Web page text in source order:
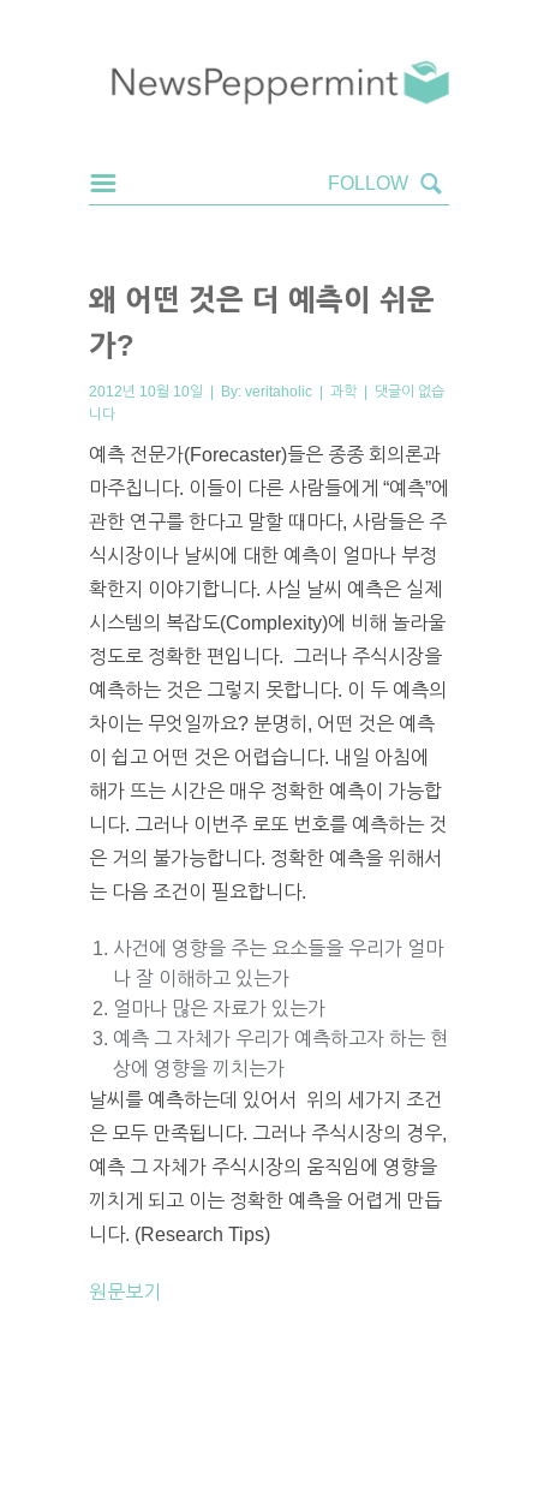
왜 어떤 것은 더 예측이 쉬운
가?
2012년 10월 10일 | By: veritaholic | 과학 | 댓글이 없습
니다
예측 전문가(Forecaster)들은 종종 회의론과
마주칩니다. 이들이 다른 사람들에게 “예측”에
관한 연구를 한다고 말할 때마다, 사람들은 주
식시장이나 날씨에 대한 예측이 얼마나 부정
확한지 이야기합니다. 사실 날씨 예측은 실제
시스템의 복잡도(Complexity)에 비해 놀라울
정도로 정확한 편입니다. 그러나 주식시장을
예측하는 것은 그렇지 못합니다. 이 두 예측의
차이는 무엇일까요? 분명히, 어떤 것은 예측
이 쉽고 어떤 것은 어렵습니다. 내일 아침에
해가 뜨는 시간은 매우 정확한 예측이 가능합
니다. 그러나 이번주 로또 번호를 예측하는 것
은 거의 불가능합니다. 정확한 예측을 위해서
는 다음 조건이 필요합니다.
사건에 영향을 주는 요소들을 우리가 얼마
나 잘 이해하고 있는가
얼마나 많은 자료가 있는가
예측 그 자체가 우리가 예측하고자 하는 현
상에 영향을 끼치는가
날씨를 예측하는데 있어서 위의 세가지 조건
은 모두 만족됩니다. 그러나 주식시장의 경우,
예측 그 자체가 주식시장의 움직임에 영향을
끼치게 되고 이는 정확한 예측을 어렵게 만듭
니다. (Research Tips)
원문보기